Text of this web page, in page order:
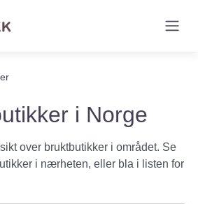
i Norge
over bruktbutikker i området. Se
i nærheten, eller bla i listen for